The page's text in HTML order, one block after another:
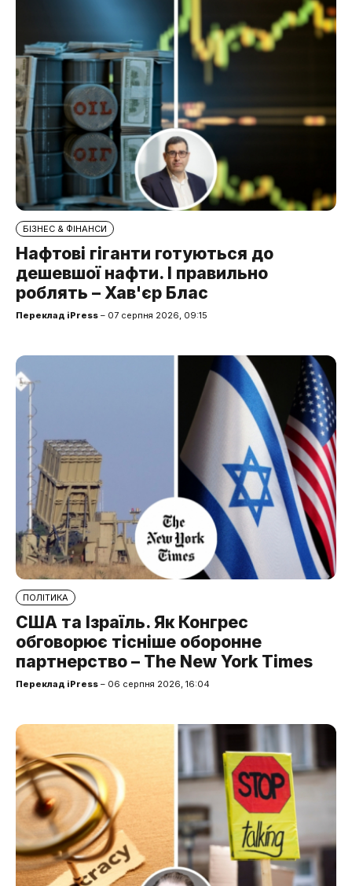
БІЗНЕС & ФІНАНСИ
Нафтові гіганти готуються до
дешевшої нафти. І правильно
роблять – Хав'єр Блас
Переклад iPress – 07 серпня 2026, 09:15
ПОЛІТИКА
США та Ізраїль. Як Конгрес
обговорює тісніше оборонне
партнерство – The New York Times
Переклад iPress – 06 серпня 2026, 16:04